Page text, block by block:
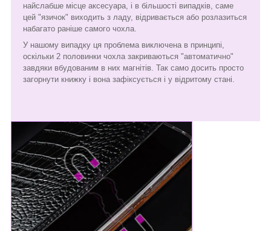
найслабше місце аксесуара, і в більшості випадків, саме
цей "язичок" виходить з ладу, відривається або розлазиться
набагато раніше самого чохла.
У нашому випадку ця проблема виключена в принципі,
оскільки 2 половинки чохла закриваються "автоматично"
завдяки вбудованим в них магнітів. Так само досить просто
загорнути книжку і вона зафіксується і у відритому стані.